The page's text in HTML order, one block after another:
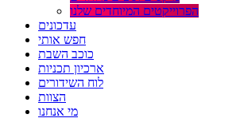
הפרוייקטים המיוחדים שלנו
עדכונים
חפש אותי
כוכב השבת
ארכיון תכניות
לוח השידורים
הצוות
מי אנחנו